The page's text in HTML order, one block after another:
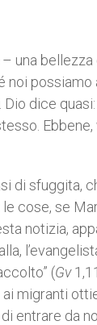
una
possiamo
dice
di sfuggita,
cose, se
notizia,
(Gv
migranti
entrare da